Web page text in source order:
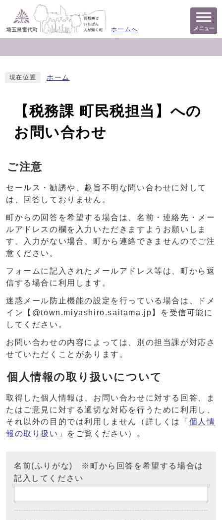
ホームへ メニュー
現在位置 ホーム
【税務課 町民税担当】への
お問い合わせ
ご注意
セールス・勧誘や、趣旨不明な問い合わせに対して
は、回答しておりません。
町からの回答を希望する場合は、名前・連絡先・メー
ルアドレスの欄を入力いただきますようお願いしま
す。入力がない場合、町から連絡できませんのでご注
意ください。
フォームに記入されたメールアドレス等は、町から返
信する場合に利用します。
迷惑メール防止機能の設定を行っている場合は、ドメ
イン【@town.miyashiro.saitama.jp】を受信可能に
してください。
お問い合わせの内容によっては、別の担当課が対応さ
せていただくことがあります。
個人情報の取り扱いについて
取得した個人情報は、お問い合わせに対する回答、ま
たはご意見に対する適切な対応を行うために利用し、
それ以外の目的では利用しません（詳しくは「 個人情
報の取り扱い 」をご覧ください）。
名前(ふりがな) ※町から回答を希望する場合は
記入してください